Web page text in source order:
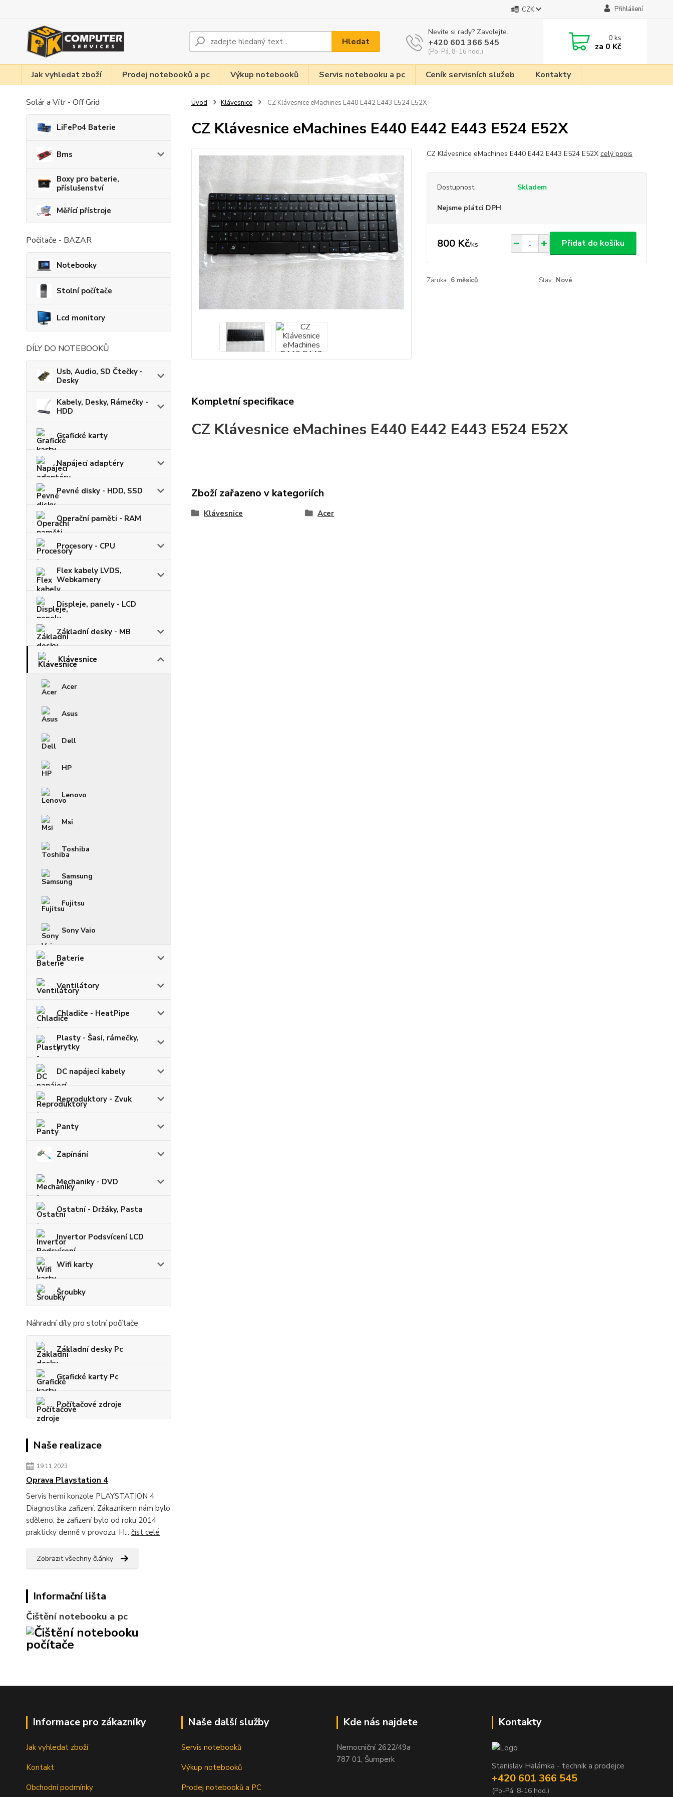
CZK Přihlášení
Hledat
Nevíte si rady? Zavolejte.
+420 601 366 545
(Po-Pá, 8-16 hod.)
0ks
za 0 Kč
Jak vyhledat zboží Prodej notebooků a pc Výkup notebooků Servis notebooku a pc Ceník servisních služeb Kontakty
Solár a Vítr - Off Grid
LiFePo4 Baterie
Bms
Boxy pro baterie,
příslušenství
Měřící přístroje
Počítače - BAZAR
Notebooky
Stolní počítače
Lcd monitory
DÍLY DO NOTEBOOKŮ
Usb, Audio, SD Čtečky -
Desky
Kabely, Desky, Rámečky -
HDD
Grafické karty
Napájecí adaptéry
Pevné disky - HDD, SSD
Operační paměti - RAM
Procesory - CPU
Flex kabely LVDS,
Webkamery
Displeje, panely - LCD
Základní desky - MB
Klávesnice
Acer
Asus
Dell
HP
Lenovo
Msi
Toshiba
Samsung
Fujitsu
Sony Vaio
Baterie
Ventilátory
Chladiče - HeatPipe
Plasty - Šasi, rámečky,
krytky
DC napájecí kabely
Reproduktory - Zvuk
Panty
Zapínání
Mechaniky - DVD
Ostatní - Držáky, Pasta
Invertor Podsvícení LCD
Wifi karty
Šroubky
Náhradní díly pro stolní počítače
Základní desky Pc
Grafické karty Pc
Počítačové zdroje
Naše realizace
19.11.2023
Oprava Playstation 4
Servis herní konzole PLAYSTATION 4
Diagnostika zařízení: Zákazníkem nám bylo
sděleno, že zařízení bylo od roku 2014
prakticky denně v provozu. H... číst celé
Zobrazit všechny články
Informační lišta
Čištění notebooku a pc
Úvod Klávesnice CZ Klávesnice eMachines E440 E442 E443 E524 E52X
CZ Klávesnice eMachines E440 E442 E443 E524 E52X
CZ Klávesnice eMachines E440 E442 E443 E524 E52X celý popis
Dostupnost Skladem
Nejsme plátci DPH
800 Kč/ks Přidat do košíku
Záruka: 6 měsíců Stav: Nové
Kompletní specifikace
CZ Klávesnice eMachines E440 E442 E443 E524 E52X
Zboží zařazeno v kategoriích
Klávesnice Acer
Informace pro zákazníky
Jak vyhledat zboží
Kontakt
Obchodní podmínky
Naše další služby
Servis notebooků
Výkup notebooků
Prodej notebooků a PC
Kde nás najdete
Nemocniční 2622/49a
787 01, Šumperk
Kontakty
Stanislav Halámka - technik a prodejce
+420 601 366 545
(Po-Pá, 8-16 hod.)